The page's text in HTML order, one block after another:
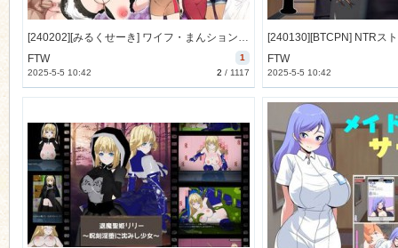
[240202][みるくせーき] ワイフ・まんション♪ [718M] [RJ01143208]
1
FTW
2 / 1117
2025-5-5 10:42
FTW
2025-5-5 10:42